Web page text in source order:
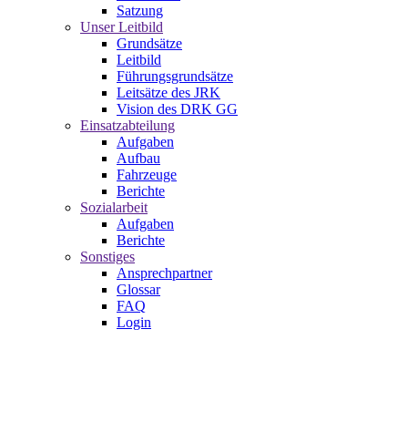
Satzung
Unser Leitbild
Grundsätze
Leitbild
Führungsgrundsätze
Leitsätze des JRK
Vision des DRK GG
Einsatzabteilung
Aufgaben
Aufbau
Fahrzeuge
Berichte
Sozialarbeit
Aufgaben
Berichte
Sonstiges
Ansprechpartner
Glossar
FAQ
Login